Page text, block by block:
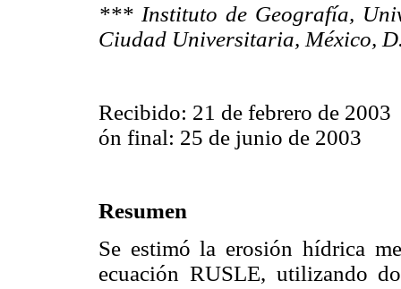
*** Instituto de Geografía,
Ciudad Universitaria, México,
Recibido: 21 de febrero de 2003
ón final: 25 de junio de 2003
Resumen
Se estimó la erosión hídrica
ecuación RUSLE, utilizando